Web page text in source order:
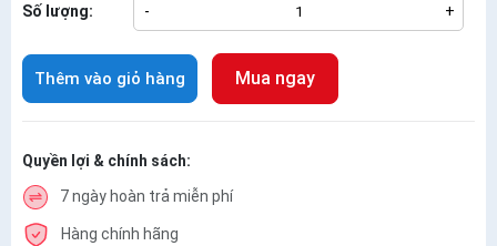
Số lượng: - +
Thêm vào giỏ hàng Mua ngay
Quyền lợi & chính sách:
7 ngày hoàn trả miễn phí
Hàng chính hãng